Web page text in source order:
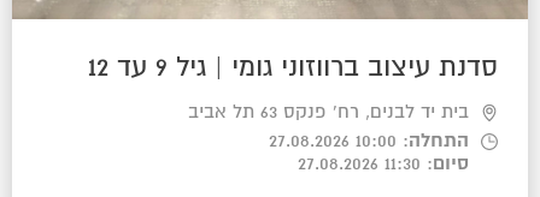
סדנת עיצוב ברווזוני גומי | גיל 9 עד 12
בית יד לבנים, רח' פנקס 63 תל אביב
התחלה: 10:00 27.08.2026
סיום : 11:30 27.08.2026